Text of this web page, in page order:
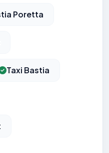
Poretta
Taxi Bastia